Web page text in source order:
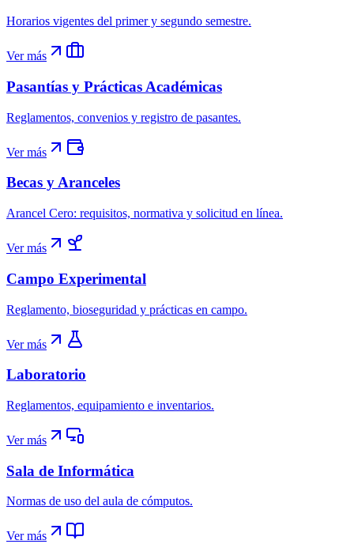
Horarios vigentes del primer y segundo semestre.
Ver más
Pasantías y Prácticas Académicas
Reglamentos, convenios y registro de pasantes.
Ver más
Becas y Aranceles
Arancel Cero: requisitos, normativa y solicitud en línea.
Ver más
Campo Experimental
Reglamento, bioseguridad y prácticas en campo.
Ver más
Laboratorio
Reglamentos, equipamiento e inventarios.
Ver más
Sala de Informática
Normas de uso del aula de cómputos.
Ver más